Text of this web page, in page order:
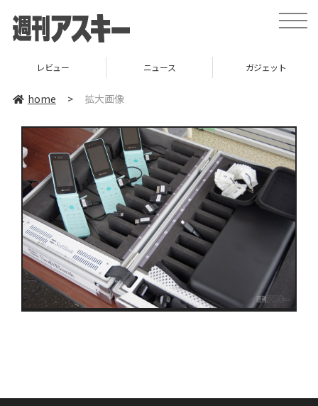
toggle
レビュー ニュース ガジェット
home > 拡大画像